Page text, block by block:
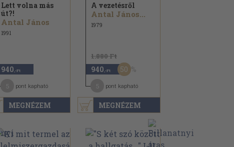
MEGNÉZEM
Lett volna más
út?!
Antal János
1991
940 ,-Ft
pont kapható
MEGNÉZEM
A vezetésről
Antal János...
1979
1.880 Ft
940 ,-Ft 50
pont kapható